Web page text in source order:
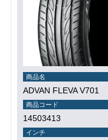
商品名
ADVAN FLEVA V701
商品コード
14503413
インチ